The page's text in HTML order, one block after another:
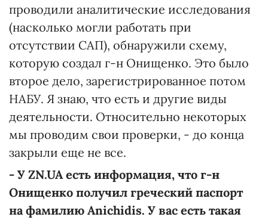
проводили аналитические исследования
(насколько могли работать при
отсутствии САП), обнаружили схему,
которую создал г-н Онищенко. Это было
второе дело, зарегистрированное потом
НАБУ. Я знаю, что есть и другие виды
деятельности. Относительно некоторых
мы проводим свои проверки, - до конца
закрыли еще не все.
- У ZN.UA есть информация, что г-н
Онищенко получил греческий паспорт
на фамилию Anichidis. У вас есть такая